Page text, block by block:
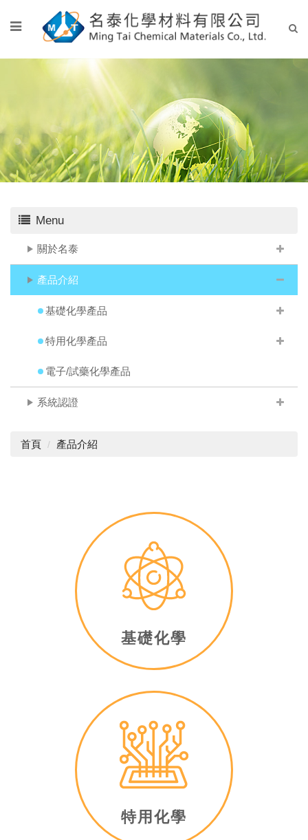
Menu
關於名泰
產品介紹
基礎化學產品
特用化學產品
電子/試藥化學產品
系統認證
首頁 產品介紹
基礎化學
特用化學